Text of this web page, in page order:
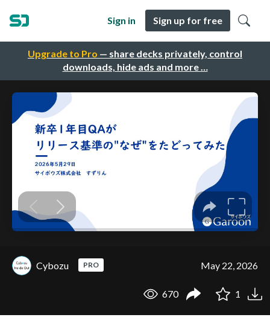
Upgrade to Pro — share decks privately, control
downloads, hide ads and more …
Sign in Sign up for free
Cybozu PRO May 22, 2026
670 1